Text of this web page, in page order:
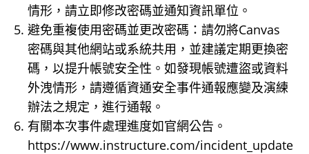
情形，請立即修改密碼並通知資訊單位。
避免重複使用密碼並更改密碼：請勿將Canvas
密碼與其他網站或系統共用，並建議定期更換密
碼，以提升帳號安全性。如發現帳號遭盜或資料
外洩情形，請遵循資通安全事件通報應變及演練
辦法之規定，進行通報。
有關本次事件處理進度如官網公告。
https://www.instructure.com/incident_update